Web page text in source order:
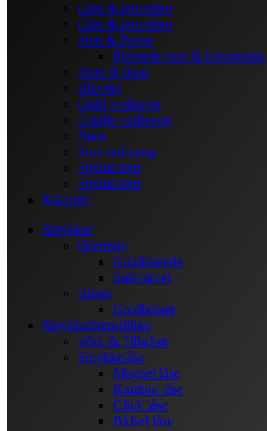
Glas & porcelæn
Glas & porcelæn
Sten & Perler
Polerede sten & lommesten
Kors & Ikon
Blandet
Guld vedhæng
Emalje vedhæng
Børn
Sort vedhæng
Stjernetegn
Stjernetegn
Knapper
Smykker
Øreringe
Guldfarvede
Sølvfarvet
Ringe
Guldbelagt
Smykkefremstilling
Wire & Tilbehør
Smykkelåse
Magnet låse
Karabin låse
Click låse
Bidsel låse